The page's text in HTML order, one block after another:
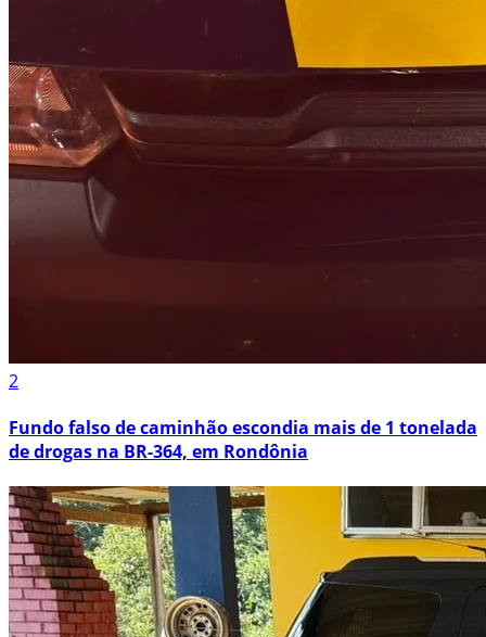
2
Fundo falso de caminhão escondia mais de 1 tonelada
de drogas na BR-364, em Rondônia